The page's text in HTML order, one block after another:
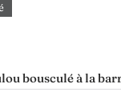
bousculé à la